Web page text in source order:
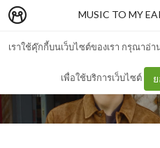
เราใช้คุ๊กกี้บนเว็บไซต์ของเรา กรุณาอ่
เพื่อใช้บริการเว็บไซต์
MUSIC TO MY